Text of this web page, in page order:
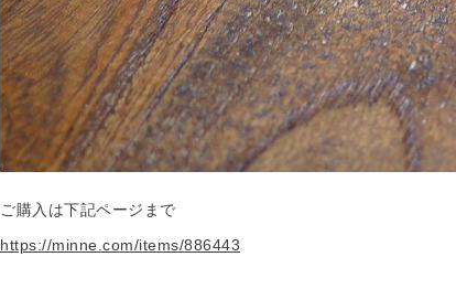
ご購入は下記ページまで
https://minne.com/items/886443